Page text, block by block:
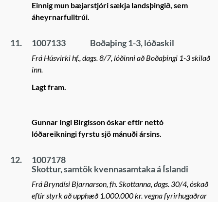
Einnig mun bæjarstjóri sækja landsþingið, sem
áheyrnarfulltrúi.
11. 1007133 Boðaþing 1-3, lóðaskil
Frá Húsvirki hf., dags. 8/7, lóðinni að Boðaþingi 1-3 skilað
inn.
Lagt fram.
Gunnar Ingi Birgisson óskar eftir nettó
lóðareikningi fyrstu sjö mánuði ársins.
12.
1007178
Skottur, samtök kvennasamtaka á Íslandi
Frá Bryndísi Bjarnarson, fh. Skottanna, dags. 30/4, óskað
eftir styrk að upphæð 1.000.000 kr. vegna fyrirhugaðrar